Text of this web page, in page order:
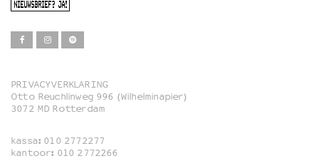
NIEUWSBRIEF? JA!
Film
Familie
PRIVACYVERKLARING
Otto Reuchlinweg 996 (Wilhelminapier)
3072 MD Rotterdam
kassa: 010 2772277
kantoor: 010 2772266